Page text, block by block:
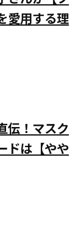
愛用する理
伝！マスク
ドは【やや